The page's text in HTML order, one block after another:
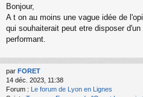
Bonjour,
A t on au moins une vague idée de
qui souhaiterait peut etre disposer
performant.
par FORET
14 déc. 2023, 11:38
Forum : Le forum de Lyon en Lignes